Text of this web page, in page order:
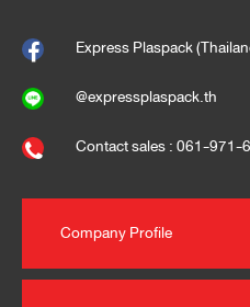
Express Plaspack
@expressplaspack.th
Contact sales : 061-971-
Company Profile